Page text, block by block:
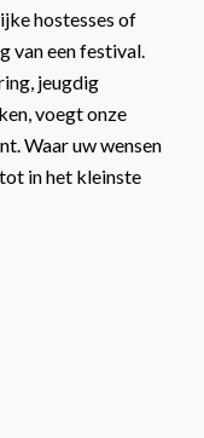
hostesses of
van een festival.
jeugdig
voegt onze
Waar uw wensen
in het kleinste